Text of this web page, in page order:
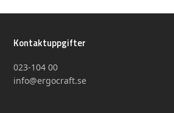
Kontaktuppgifter
023-104 00
info@ergocraft.se